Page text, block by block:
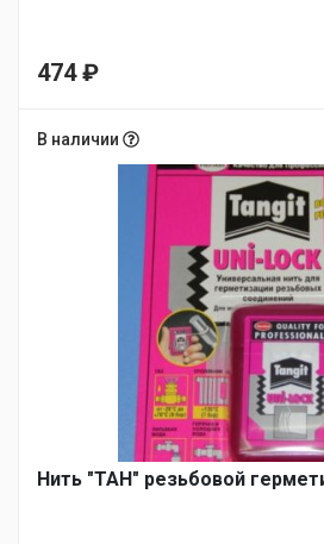
474₽
В наличии
Нить "ТАН" резьбовой